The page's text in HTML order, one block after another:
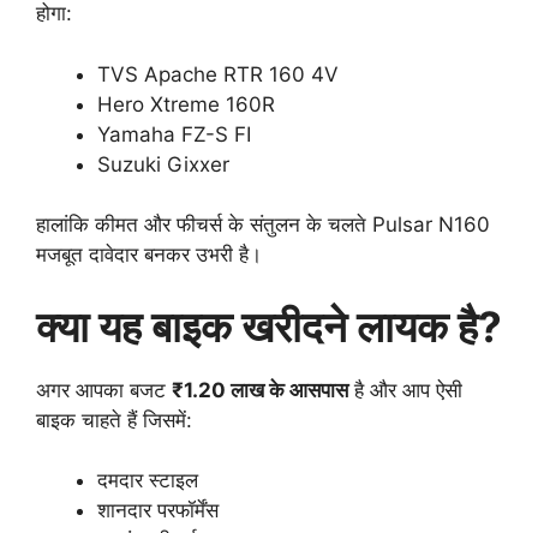
होगा:
TVS Apache RTR 160 4V
Hero Xtreme 160R
Yamaha FZ-S FI
Suzuki Gixxer
हालांकि कीमत और फीचर्स के संतुलन के चलते Pulsar N160
मजबूत दावेदार बनकर उभरी है।
क्या यह बाइक खरीदने लायक है?
अगर आपका बजट ₹1.20 लाख के आसपासहै और आप ऐसी
बाइक चाहते हैं जिसमें:
दमदार स्टाइल
शानदार परफॉर्मेंस